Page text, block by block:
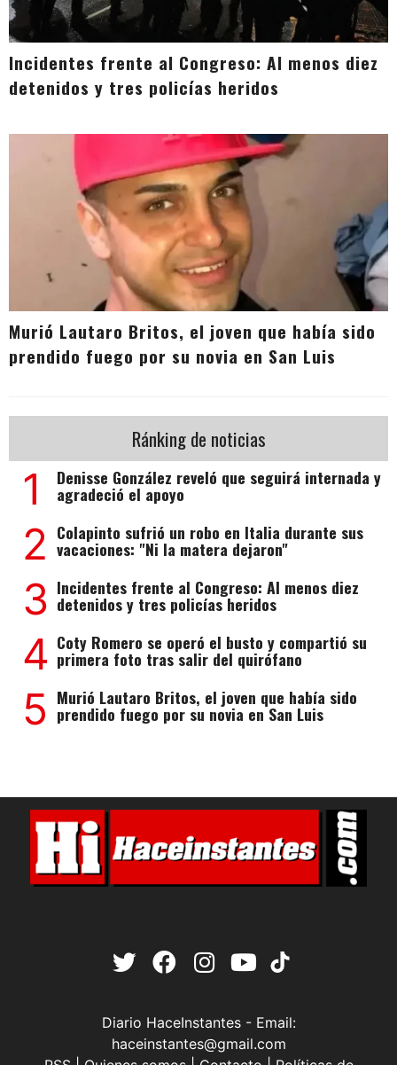
Incidentes frente al Congreso: Al menos diez
detenidos y tres policías heridos
Murió Lautaro Britos, el joven que había sido
prendido fuego por su novia en San Luis
Ránking de noticias
1 Denisse González reveló que seguirá internada y
agradeció el apoyo
2 Colapinto sufrió un robo en Italia durante sus
vacaciones: "Ni la matera dejaron"
3 Incidentes frente al Congreso: Al menos diez
detenidos y tres policías heridos
4 Coty Romero se operó el busto y compartió su
primera foto tras salir del quirófano
5 Murió Lautaro Britos, el joven que había sido
prendido fuego por su novia en San Luis
Diario HaceInstantes - Email:
haceinstantes@gmail.com